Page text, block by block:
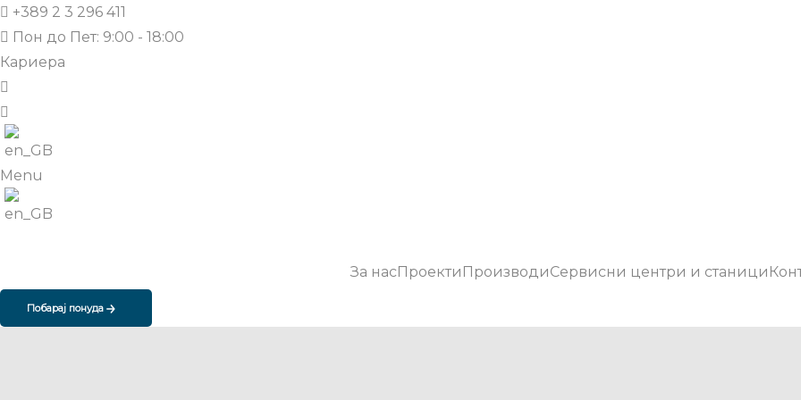
+389 2 3 296 411
Пон до Пет: 9:00 - 18:00
Кариера
Menu
За насПроекти ПроизводиСервисни центри и станици
Побарај понуда